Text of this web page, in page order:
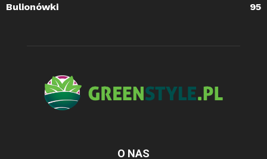
Bulionówki
95
O NAS